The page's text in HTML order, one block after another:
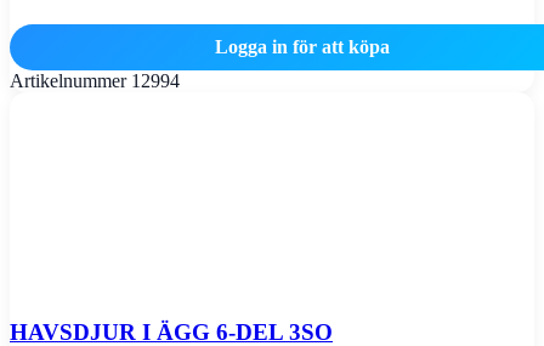
Logga in för att köpa
Artikelnummer 12994
HAVSDJUR I ÄGG 6-DEL 3SO